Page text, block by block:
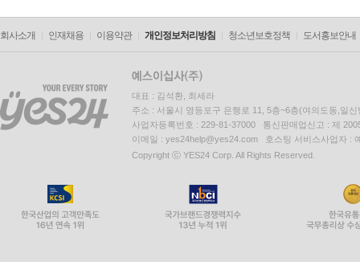
회사소개 인재채용 이용약관 개인정보처리방침 청소년보호정책 도서홍보안내
대표 : 김석환, 최세라
주소 : 서울시 영등포구 은행로 11, 5층~6층(여의도동,일신
사업자등록번호 : 229-81-37000 통신판매업신고 : 제
이메일 : yes24help@yes24.com 호스팅 서비스사업자 :
Copyright ⓒ YES24 Corp. All Rights Reserved.